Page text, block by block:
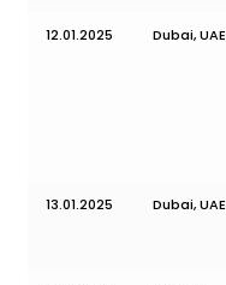
12.01.2025 Dubai, UAE
13.01.2025 Dubai, UAE